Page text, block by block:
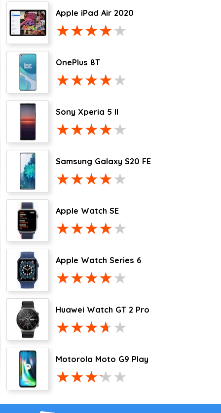
Apple iPad Air 2020
OnePlus 8T
Sony Xperia 5 II
Samsung Galaxy S20 FE
Apple Watch SE
Apple Watch Series 6
Huawei Watch GT 2 Pro
Motorola Moto G9 Play